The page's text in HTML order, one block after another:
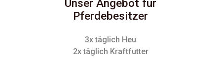
Unser Angebot für
Pferdebesitzer
3x täglich Heu
2x täglich Kraftfutter